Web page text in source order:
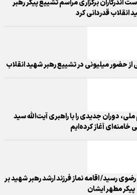
برگزاری مراسم تشییع پیکر رهبر
انقلاب قدردانی کرد
از حضور میلیونی در تشییع رهبر شهید انقلاب
دوران جدیدی را با راهبری آیت‌الله سید
خامنه‌ای آغاز کرده‌ایم
رسید/ اقامه نماز فرزند ارشد رهبر شهید بر
پیکر مطهر ایشان